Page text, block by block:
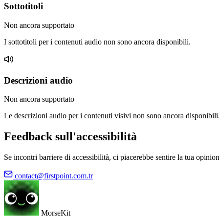
Sottotitoli
Non ancora supportato
I sottotitoli per i contenuti audio non sono ancora disponibili.
Descrizioni audio
Non ancora supportato
Le descrizioni audio per i contenuti visivi non sono ancora disponibili.
Feedback sull'accessibilità
Se incontri barriere di accessibilità, ci piacerebbe sentire la tua
contact@firstpoint.com.tr
MorseKit